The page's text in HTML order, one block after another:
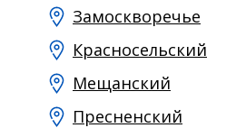
Замоскворечье
Красносельский
Мещанский
Пресненский